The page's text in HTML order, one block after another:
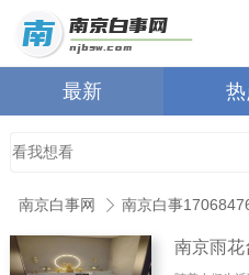
最新 热
南京白事网 南京白事